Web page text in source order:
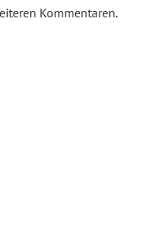
Kommentaren.